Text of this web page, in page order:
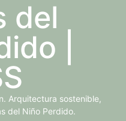
del
|
Arquitectura sostenible,
del Niño Perdido.